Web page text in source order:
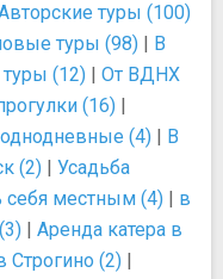
туры (100)
туры (98) | В
(12) | От ВДНХ
(16) |
(4) | В
(2) | Усадьба
себя местным (4) | в
| Аренда катера в
Строгино (2) |